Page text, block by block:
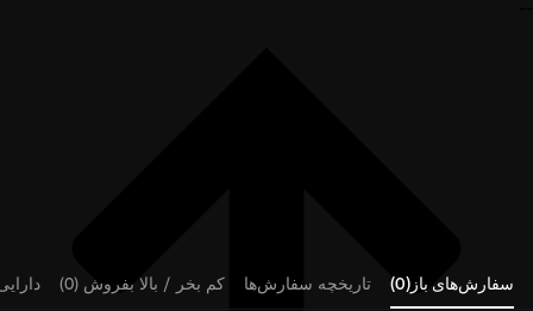
سفارش‌های باز(0) تاریخچه سفارش‌ها کم بخر / بالا بفروش (0)